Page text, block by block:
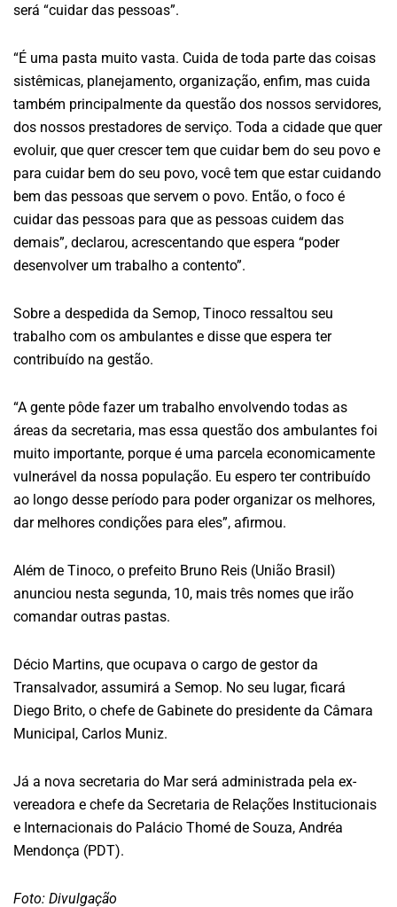
será “cuidar das pessoas”.
“É uma pasta muito vasta. Cuida de toda parte das coisas
sistêmicas, planejamento, organização, enfim, mas cuida
também principalmente da questão dos nossos servidores,
dos nossos prestadores de serviço. Toda a cidade que quer
evoluir, que quer crescer tem que cuidar bem do seu povo e
para cuidar bem do seu povo, você tem que estar cuidando
bem das pessoas que servem o povo. Então, o foco é
cuidar das pessoas para que as pessoas cuidem das
demais”, declarou, acrescentando que espera “poder
desenvolver um trabalho a contento”.
Sobre a despedida da Semop, Tinoco ressaltou seu
trabalho com os ambulantes e disse que espera ter
contribuído na gestão.
“A gente pôde fazer um trabalho envolvendo todas as
áreas da secretaria, mas essa questão dos ambulantes foi
muito importante, porque é uma parcela economicamente
vulnerável da nossa população. Eu espero ter contribuído
ao longo desse período para poder organizar os melhores,
dar melhores condições para eles”, afirmou.
Além de Tinoco, o prefeito Bruno Reis (União Brasil)
anunciou nesta segunda, 10, mais três nomes que irão
comandar outras pastas.
Décio Martins, que ocupava o cargo de gestor da
Transalvador, assumirá a Semop. No seu lugar, ficará
Diego Brito, o chefe de Gabinete do presidente da Câmara
Municipal, Carlos Muniz.
Já a nova secretaria do Mar será administrada pela ex-
vereadora e chefe da Secretaria de Relações Institucionais
e Internacionais do Palácio Thomé de Souza, Andréa
Mendonça (PDT).
Foto: Divulgação